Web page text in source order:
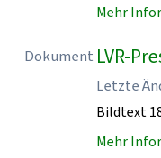
Mehr
Dokument LVR-
Letzte
Bildtext
Mehr